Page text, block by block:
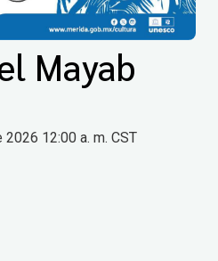
Mayab
12:00 a. m. CST